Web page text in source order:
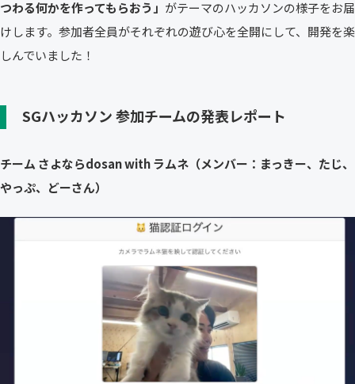
つわる何かを作ってもらおう」 がテーマのハッカソンの様子をお届
けします。参加者全員がそれぞれの遊び心を全開にして、開発を楽
しんでいました！
SGハッカソン 参加チームの発表レポート
チーム さよならdosan with ラムネ（メンバー：まっきー、たじ、
やっぷ、どーさん）